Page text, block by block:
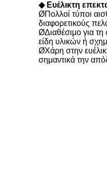
◆ Ευέλικτη
ØΠολλοί τύποι
διαφορετικούς
ØΔιαθέσιμο για τη
είδη υλικών ή
ØΧάρη στην
σημαντικά την